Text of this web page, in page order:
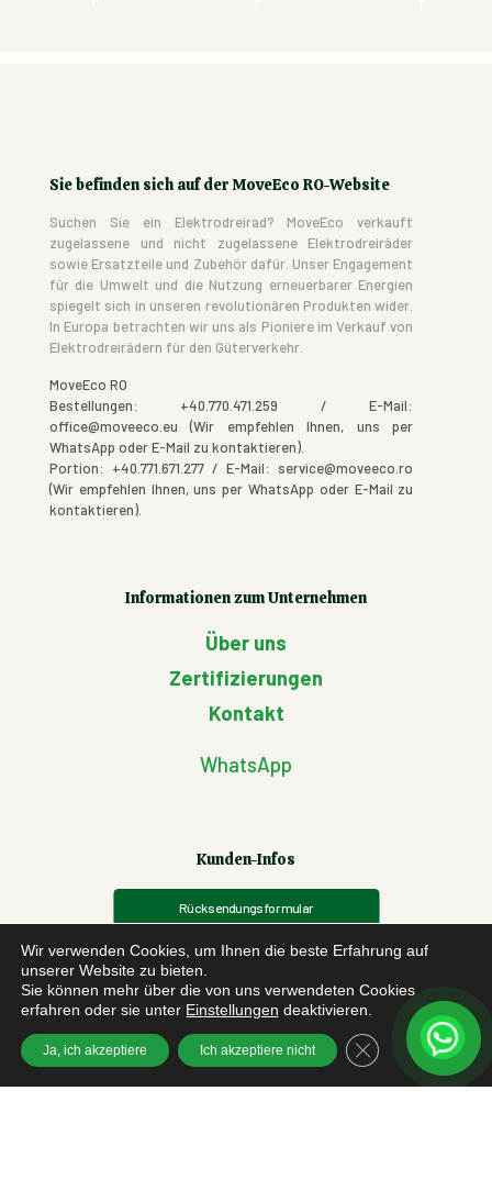
Sie befinden sich auf der MoveEco RO-Website
Suchen Sie ein Elektrodreirad? MoveEco verkauft
zugelassene und nicht zugelassene Elektrodreiräder
sowie Ersatzteile und Zubehör dafür. Unser Engagement
für die Umwelt und die Nutzung erneuerbarer Energien
spiegelt sich in unseren revolutionären Produkten wider.
In Europa betrachten wir uns als Pioniere im Verkauf von
Elektrodreirädern für den Güterverkehr.
MoveEco RO
Bestellungen: +40.770.471.259 / E-Mail:
office@moveeco.eu (Wir empfehlen Ihnen, uns per
WhatsApp oder E-Mail zu kontaktieren).
Portion: +40.771.671.277 / E-Mail: service@moveeco.ro
(Wir empfehlen Ihnen, uns per WhatsApp oder E-Mail zu
kontaktieren).
Informationen zum Unternehmen
Über uns
Zertifizierungen
Kontakt
WhatsApp
Kunden-Infos
Rücksendungsformular
Datenschutzbestimmungen
Allgemeinen Geschäftsbedingungen
Datenschutz-Grundverordnung
Wir verwenden Cookies, um Ihnen die beste Erfahrung auf
unserer Website zu bieten.
Sie können mehr über die von uns verwendeten Cookies
erfahren oder sie unter Einstellungen deaktivieren.
Ja, ich akzeptiere Ich akzeptiere nicht GDPR Cookie-